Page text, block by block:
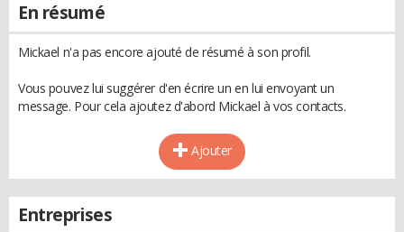
En résumé
Mickael n'a pas encore ajouté de résumé à son profil.
Vous pouvez lui suggérer d'en écrire un en lui envoyant un
message. Pour cela ajoutez d'abord Mickael à vos contacts.
Ajouter
Entreprises